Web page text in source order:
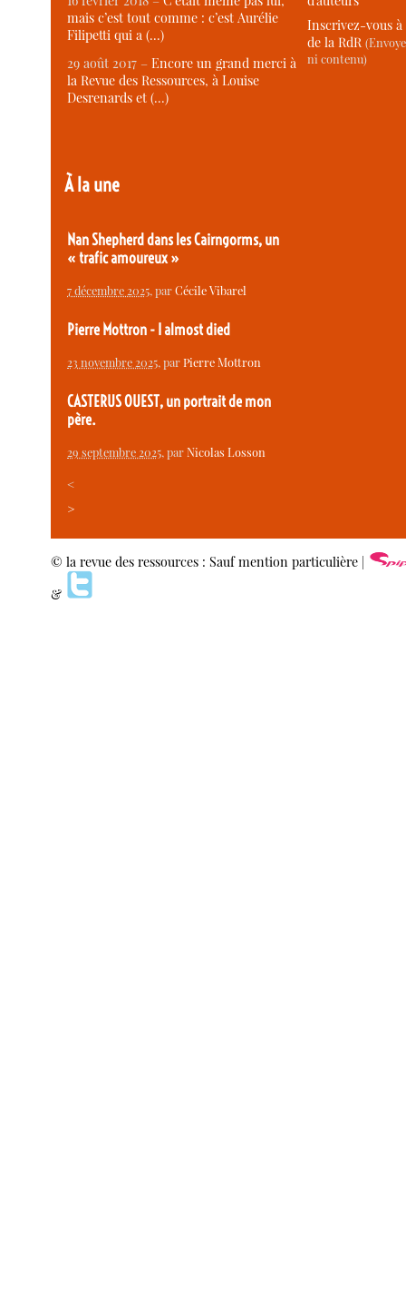
mais c’est tout comme : c’est Aurélie
Filipetti qui a (…)
29 août 2017 –Encore un grand merci à
la Revue des Ressources, à Louise
Desrenards et (…)
À la une
Nan Shepherd dans les Cairngorms, un
« trafic amoureux »
7 décembre 2025, parCécile Vibarel
Pierre Mottron - I almost died
23 novembre 2025, parPierre Mottron
CASTERUS OUEST, un portrait de mon
père.
29 septembre 2025, parNicolas Losson
<
>
Inscrivez-vous
de la RdR
ni contenu)
© la revue des ressources : Sauf mention particulière |
&